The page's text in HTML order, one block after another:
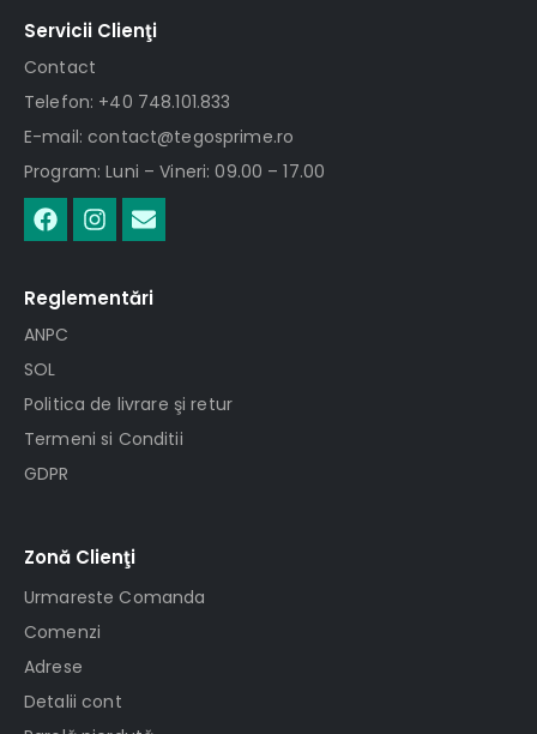
Servicii Clienţi
Contact
Telefon: +40 748.101.833
E-mail: contact@tegosprime.ro
Program: Luni – Vineri: 09.00 – 17.00
Reglementări
ANPC
SOL
Politica de livrare şi retur
Termeni si Conditii
GDPR
Zonă Clienţi
Urmareste Comanda
Comenzi
Adrese
Detalii cont